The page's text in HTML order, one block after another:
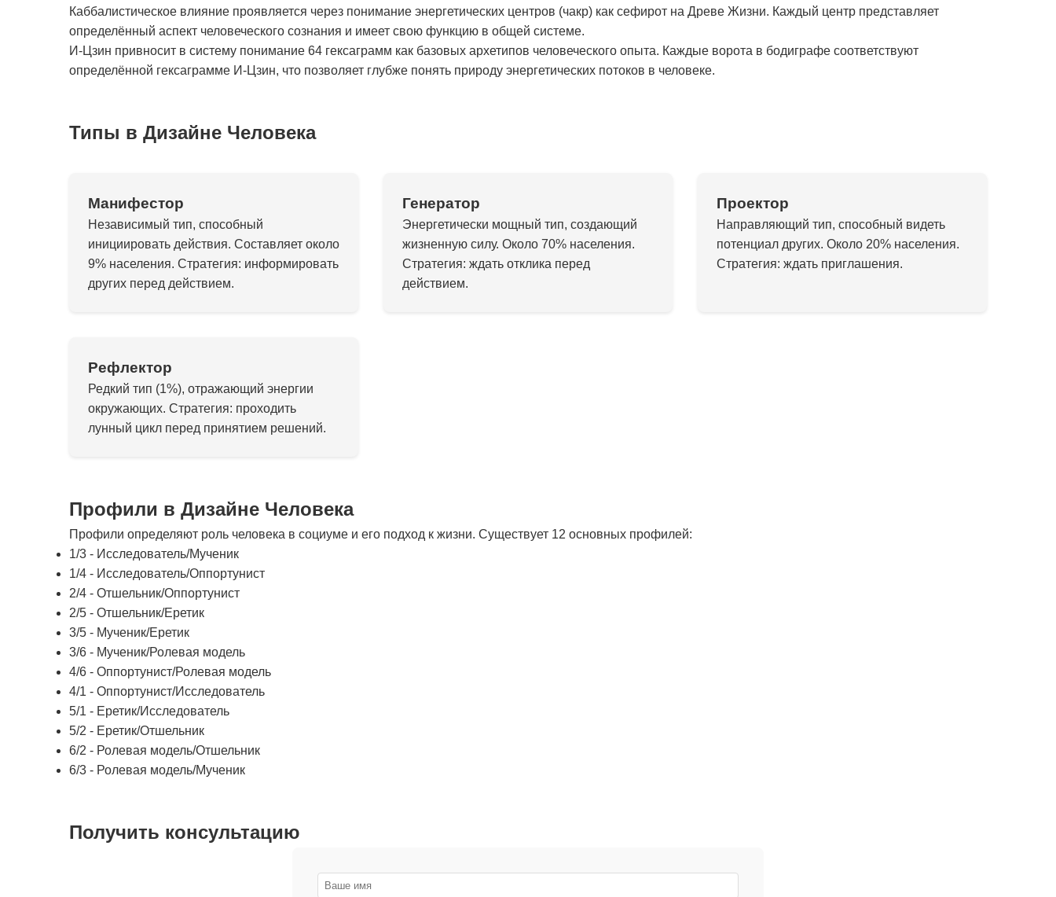
Каббалистическое влияние проявляется через понимание энергетических центров (чакр) как сефирот на Древе Жизни. Каждый центр представляет
определённый аспект человеческого сознания и имеет свою функцию в общей системе.
И-Цзин привносит в систему понимание 64 гексаграмм как базовых архетипов человеческого опыта. Каждые ворота в бодиграфе соответствуют
определённой гексаграмме И-Цзин, что позволяет глубже понять природу энергетических потоков в человеке.
Типы в Дизайне Человека
Манифестор
Независимый тип, способный
инициировать действия. Составляет около
9% населения. Стратегия: информировать
других перед действием.
Генератор
Энергетически мощный тип, создающий
жизненную силу. Около 70% населения.
Стратегия: ждать отклика перед
действием.
Проектор
Направляющий тип, способный видеть
потенциал других. Около 20% населения.
Стратегия: ждать приглашения.
Рефлектор
Редкий тип (1%), отражающий энергии
окружающих. Стратегия: проходить
лунный цикл перед принятием решений.
Профили в Дизайне Человека
Профили определяют роль человека в социуме и его подход к жизни. Существует 12 основных профилей:
1/3 - Исследователь/Мученик
1/4 - Исследователь/Оппортунист
2/4 - Отшельник/Оппортунист
2/5 - Отшельник/Еретик
3/5 - Мученик/Еретик
3/6 - Мученик/Ролевая модель
4/6 - Оппортунист/Ролевая модель
4/1 - Оппортунист/Исследователь
5/1 - Еретик/Исследователь
5/2 - Еретик/Отшельник
6/2 - Ролевая модель/Отшельник
6/3 - Ролевая модель/Мученик
Получить консультацию